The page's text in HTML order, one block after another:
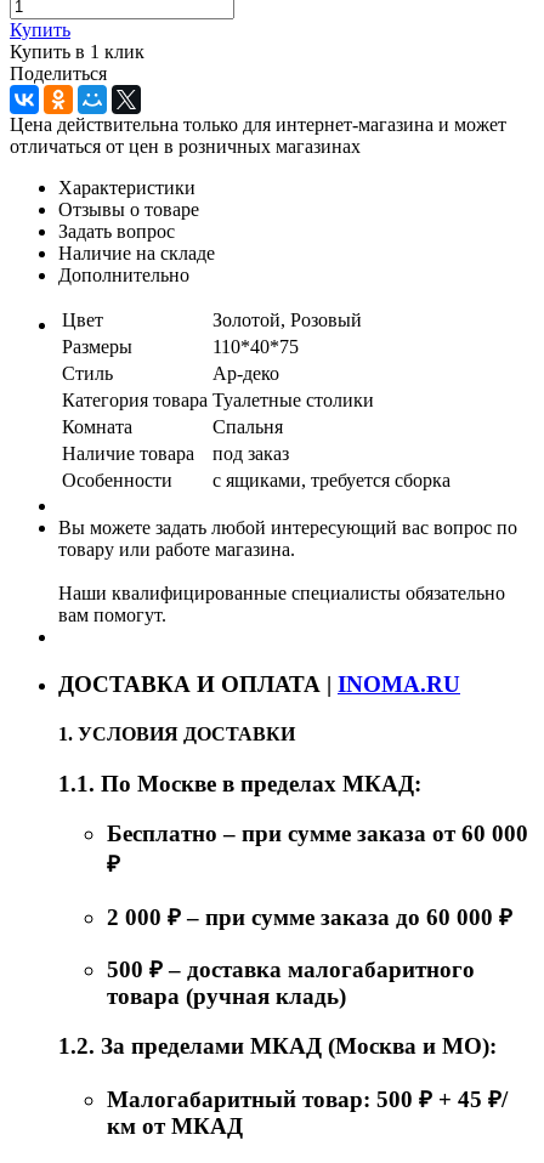
Купить
Купить в 1 клик
Поделиться
Цена действительна только для интернет-магазина и может
отличаться от цен в розничных магазинах
Характеристики
Отзывы о товаре
Задать вопрос
Наличие на складе
Дополнительно
Цвет
Золотой, Розовый
Размеры
110*40*75
Стиль
Ар-деко
Категория товара Туалетные столики
Комната
Спальня
Наличие товара
под заказ
Особенности
с ящиками, требуется сборка
Вы можете задать любой интересующий вас вопрос по
товару или работе магазина.
Наши квалифицированные специалисты обязательно
вам помогут.
ДОСТАВКА И ОПЛАТА | INOMA.RU
1. УСЛОВИЯ ДОСТАВКИ
1.1. По Москве в пределах МКАД:
Бесплатно – при сумме заказа от 60 000
₽
2 000 ₽ – при сумме заказа до 60 000 ₽
500 ₽ – доставка малогабаритного
товара (ручная кладь)
1.2. За пределами МКАД (Москва и МО):
Малогабаритный товар: 500 ₽ + 45 ₽/
км от МКАД